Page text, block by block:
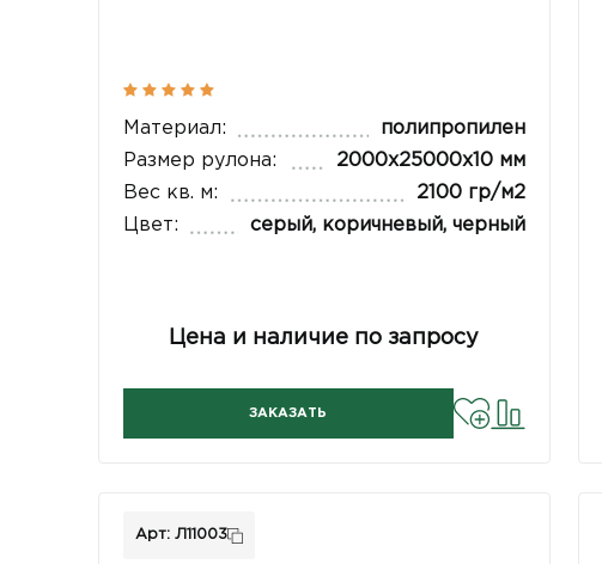
Материал:
полипропилен
Размер рулона:
2000х25000х10 мм
Вес кв. м:
2100 гр/м2
Цвет:
серый, коричневый, черный
Цена и наличие по запросу
ЗАКАЗАТЬ
Арт: Л11003